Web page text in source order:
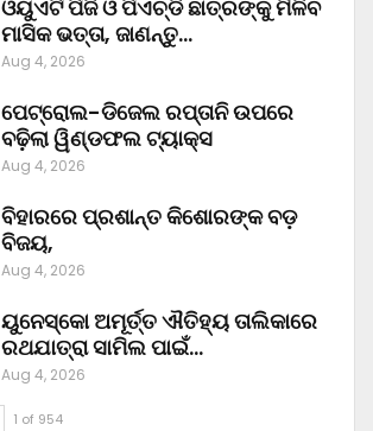
ଓୟୁଏଟି ପିଜି ଓ ପିଏଚ୍‌ଡି ଛାତ୍ରଙ୍କୁ ମିଳିବ
ମାସିକ ଭତ୍ତା, ଜାଣନ୍ତୁ…
Aug 4, 2026
ପେଟ୍ରୋଲ-ଡିଜେଲ ରପ୍ତାନି ଉପରେ
ବଢ଼ିଲା ୱିଣ୍ଡଫଲ ଟ୍ୟାକ୍ସ
Aug 4, 2026
ବିହାରରେ ପ୍ରଶାନ୍ତ କିଶୋରଙ୍କ ବଡ଼
ବିଜୟ,
Aug 4, 2026
ୟୁନେସ୍କୋ ଅମୂର୍ତ୍ତ ଐତିହ୍ୟ ତାଲିକାରେ
ରଥଯାତ୍ରା ସାମିଲ ପାଇଁ…
Aug 4, 2026
1 of 954